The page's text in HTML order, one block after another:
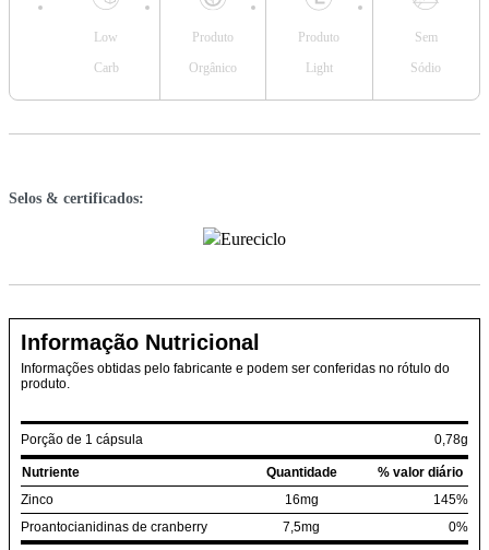
Low
Carb
Produto
Orgânico
Produto
Light
Sem
Sódio
Selos & certificados:
Informação Nutricional
Informações obtidas pelo fabricante e podem ser conferidas no rótulo do
produto.
Porção de 1 cápsula 0,78g
Nutriente Quantidade
% valor diário
Zinco
16mg
145%
Proantocianidinas de cranberry
7,5mg 0%